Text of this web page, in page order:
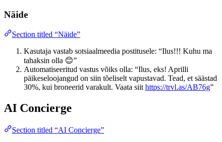
Näide
Section titled “Näide”
Kasutaja vastab sotsiaalmeedia postitusele: “Ilus!!! Kuhu ma
tahaksin olla 😊”
Automatiseeritud vastus võiks olla: “Ilus, eks! Aprilli
päikeseloojangud on siin tõeliselt vapustavad. Tead, et säästad
30%, kui broneerid varakult. Vaata siit https://trvl.as/AB76g”
AI Concierge
Section titled “AI Concierge”